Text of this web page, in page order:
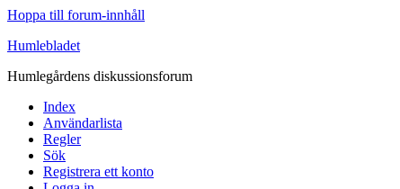
Hoppa till forum-innhåll
Humlebladet
Humlegårdens diskussionsforum
Index
Användarlista
Regler
Sök
Registrera ett konto